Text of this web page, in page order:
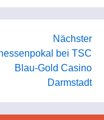
Nächster
bei TSC
Blau-Gold Casino
Darmstadt